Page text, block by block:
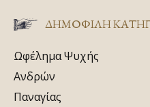
ΔΗΜΟΦΙΛΗ
Ωφέλημα Ψυχής
Ανδρών
Παναγίας